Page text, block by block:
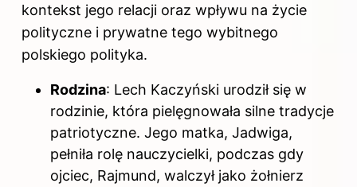
kontekst jego relacji oraz wpływu na życie
polityczne i prywatne tego wybitnego
polskiego polityka.
Rodzina: Lech Kaczyński urodził się w
rodzinie, która pielęgnowała silne tradycje
patriotyczne. Jego matka, Jadwiga,
pełniła rolę nauczycielki, podczas gdy
ojciec, Rajmund, walczył jako żołnierz